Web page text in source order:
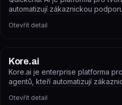
automatizují zákaznickou
Otevřít detail
Kore.ai
Kore.ai je enterprise platforma
agentů, kteří automatizují
Otevřít detail